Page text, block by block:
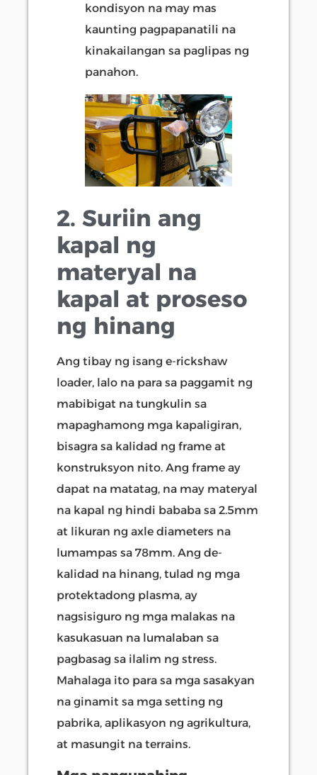
kondisyon na may mas
kaunting pagpapanatili na
kinakailangan sa paglipas ng
panahon.
2. Suriin ang
kapal ng
materyal na
kapal at proseso
ng hinang
Ang tibay ng isang e-rickshaw
loader, lalo na para sa paggamit ng
mabibigat na tungkulin sa
mapaghamong mga kapaligiran,
bisagra sa kalidad ng frame at
konstruksyon nito. Ang frame ay
dapat na matatag, na may materyal
na kapal ng hindi bababa sa 2.5mm
at likuran ng axle diameters na
lumampas sa 78mm. Ang de-
kalidad na hinang, tulad ng mga
protektadong plasma, ay
nagsisiguro ng mga malakas na
kasukasuan na lumalaban sa
pagbasag sa ilalim ng stress.
Mahalaga ito para sa mga sasakyan
na ginamit sa mga setting ng
pabrika, aplikasyon ng agrikultura,
at masungit na terrains.